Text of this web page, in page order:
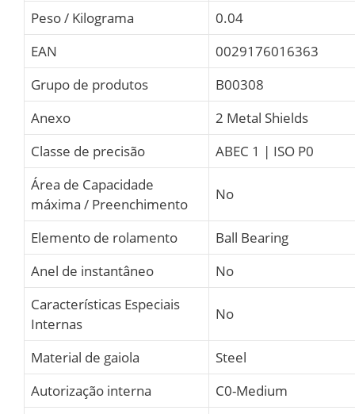
Peso / Kilograma
0.04
EAN
0029176016363
Grupo de produtos
B00308
Anexo
2 Metal Shields
Classe de precisão
ABEC 1 | ISO P0
Área de Capacidade
máxima / Preenchimento
No
Elemento de rolamento
Ball Bearing
Anel de instantâneo
No
Características Especiais
Internas
No
Material de gaiola
Steel
Autorização interna
C0-Medium